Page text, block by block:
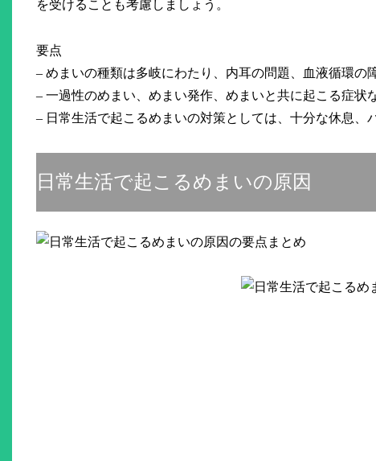
を受けることも考慮しましょう。
要点
– めまいの種類は多岐にわたり、内耳の問題、血液循環の
– 一過性のめまい、めまい発作、めまいと共に起こる症状
– 日常生活で起こるめまいの対策としては、十分な休息、
日常生活で起こるめまいの原因